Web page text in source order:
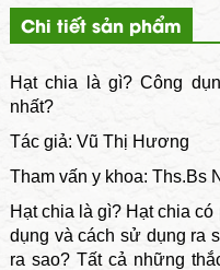
Chi tiết sản phẩm
Hạt chia là gì? Công
nhất?
Tác giả: Vũ Thị Hương
Tham vấn y khoa: Ths.Bs
Hạt chia là gì? Hạt chia
dụng và cách sử dụng ra
ra sao? Tất cả những